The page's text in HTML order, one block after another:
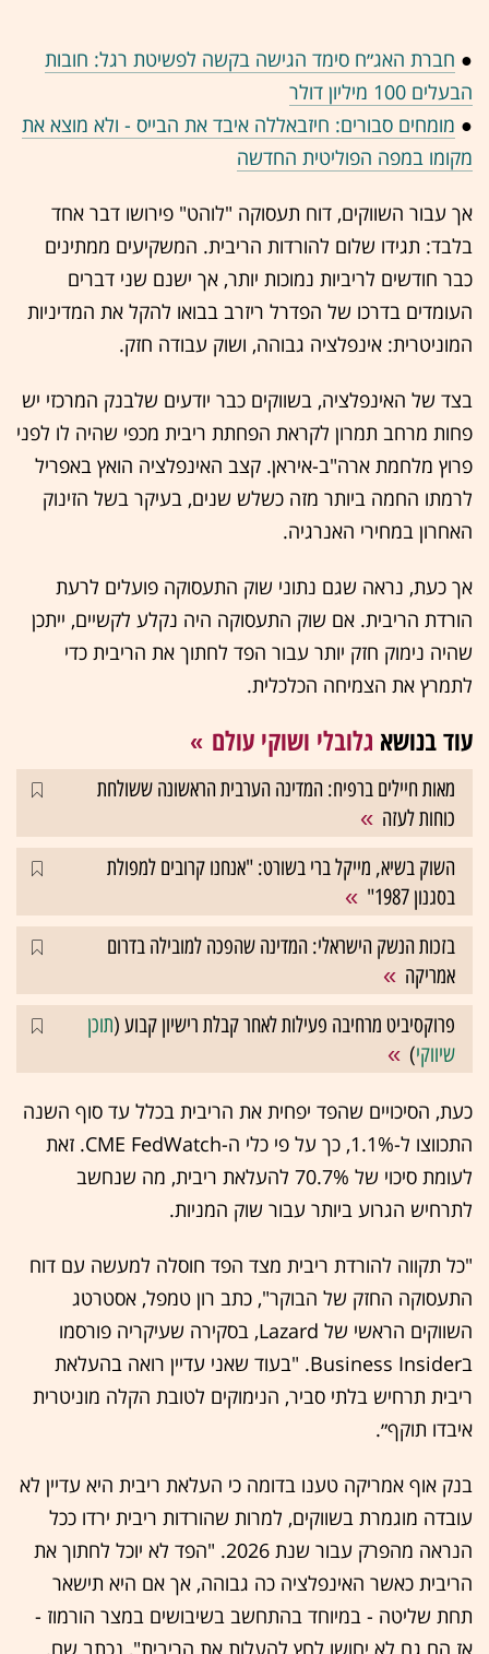
● חברת האג״ח סימד הגישה בקשה לפשיטת רגל: חובות
הבעלים 100 מיליון דולר
● מומחים סבורים: חיזבאללה איבד את הבייס - ולא מוצא את
מקומו במפה הפוליטית החדשה
אך עבור השווקים, דוח תעסוקה "לוהט" פירושו דבר אחד
בלבד: תגידו שלום להורדות הריבית. המשקיעים ממתינים
כבר חודשים לריביות נמוכות יותר, אך ישנם שני דברים
העומדים בדרכו של הפדרל ריזרב בבואו להקל את המדיניות
המוניטרית: אינפלציה גבוהה, ושוק עבודה חזק.
בצד של האינפלציה, בשווקים כבר יודעים שלבנק המרכזי יש
פחות מרחב תמרון לקראת הפחתת ריבית מכפי שהיה לו לפני
פרוץ מלחמת ארה"ב-איראן. קצב האינפלציה הואץ באפריל
לרמתו החמה ביותר מזה כשלש שנים, בעיקר בשל הזינוק
האחרון במחירי האנרגיה.
אך כעת, נראה שגם נתוני שוק התעסוקה פועלים לרעת
הורדת הריבית. אם שוק התעסוקה היה נקלע לקשיים, ייתכן
שהיה נימוק חזק יותר עבור הפד לחתוך את הריבית כדי
לתמרץ את הצמיחה הכלכלית.
עוד בנושא גלובלי ושוקי עולם
מאות חיילים ברפיח: המדינה הערבית הראשונה ששולחת
כוחות לעזה
השוק בשיא, מייקל ברי בשורט: "אנחנו קרובים למפולת
בסגנון 1987"
בזכות הנשק הישראלי: המדינה שהפכה למובילה בדרום
אמריקה
פרוקסיביט מרחיבה פעילות לאחר קבלת רישיון קבוע (תוכן
שיווקי)
כעת, הסיכויים שהפד יפחית את הריבית בכלל עד סוף השנה
התכווצו ל-1.1%, כך על פי כלי ה-CME FedWatch. זאת
לעומת סיכוי של 70.7% להעלאת ריבית, מה שנחשב
לתרחיש הגרוע ביותר עבור שוק המניות.
"כל תקווה להורדת ריבית מצד הפד חוסלה למעשה עם דוח
התעסוקה החזק של הבוקר", כתב רון טמפל, אסטרטג
השווקים הראשי של Lazard, בסקירה שעיקריה פורסמו
בBusiness Insider. "בעוד שאני עדיין רואה בהעלאת
ריבית תרחיש בלתי סביר, הנימוקים לטובת הקלה מוניטרית
איבדו תוקף״.
בנק אוף אמריקה טענו בדומה כי העלאת ריבית היא עדיין לא
עובדה מוגמרת בשווקים, למרות שהורדות ריבית ירדו ככל
הנראה מהפרק עבור שנת 2026. "הפד לא יוכל לחתוך את
הריבית כאשר האינפלציה כה גבוהה, אך אם היא תישאר
תחת שליטה - במיוחד בהתחשב בשיבושים במצר הורמוז -